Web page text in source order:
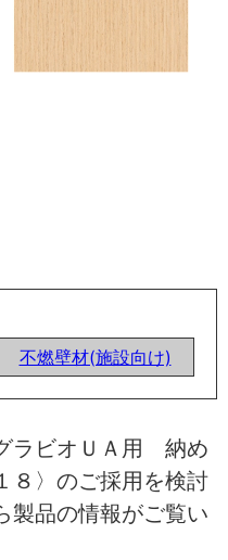
不燃壁材(施設向け)
ラビオＵＡ用 納め
〉のご採用を検討
製品の情報がご覧い